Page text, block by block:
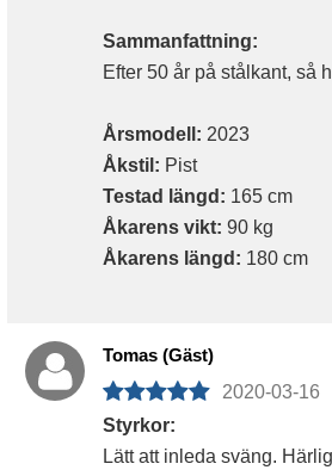
Sammanfattning:
Efter 50 år på stålkant, så
Årsmodell: 2023
Åkstil: Pist
Testad längd: 165 cm
Åkarens vikt: 90 kg
Åkarens längd: 180 cm
Tomas (Gäst)
2020-03-16
Styrkor:
Lätt att inleda sväng.